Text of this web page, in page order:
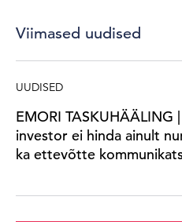
Viimased uudised
UUDISED
EMORI TASKUHÄÄLING
investor ei hinda ainult
ka ettevõtte